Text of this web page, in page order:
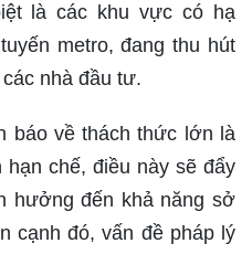
là các khu vực có hạ
metro, đang thu hút
nhà đầu tư.
báo về thách thức lớn là
hạn chế, điều này sẽ đẩy
hưởng đến khả năng sở
cạnh đó, vấn đề pháp lý